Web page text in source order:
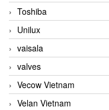
Toshiba
Unilux
vaisala
valves
Vecow Vietnam
Velan Vietnam